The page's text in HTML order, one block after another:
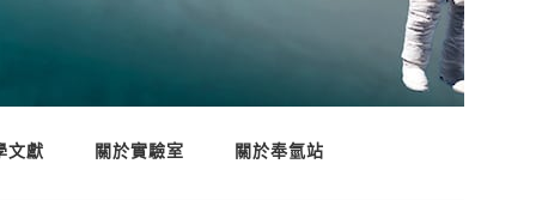
文獻 關於實驗室 關於奉氫站